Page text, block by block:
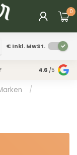
0
€Inkl. MwSt.
Physischer
4.6 /5
/